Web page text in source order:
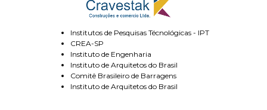
Institutos de Pesquisas Técnológicas - IPT
CREA-SP
Instituto de Engenharia
Instituto de Arquitetos do Brasil
Comitê Brasileiro de Barragens
Instituto de Arquitetos do Brasil